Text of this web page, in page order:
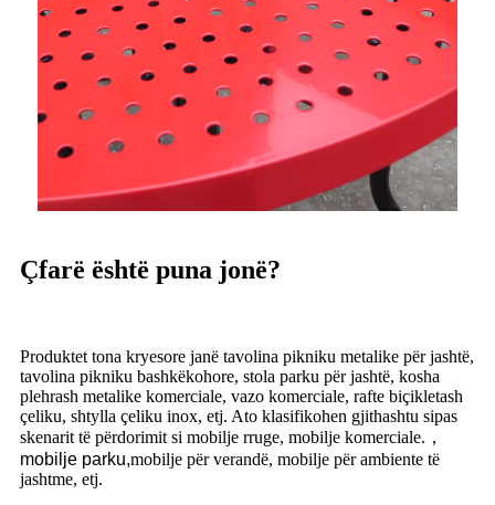
Çfarë është puna jonë?
Produktet tona kryesore janë tavolina pikniku metalike për jashtë,
tavolina pikniku bashkëkohore, stola parku për jashtë, kosha
plehrash metalike komerciale, vazo komerciale, rafte biçikletash
çeliku, shtylla çeliku inox, etj. Ato klasifikohen gjithashtu sipas
skenarit të përdorimit si mobilje rruge, mobilje komerciale. ，
mobilje parku,mobilje për verandë, mobilje për ambiente të
jashtme, etj.